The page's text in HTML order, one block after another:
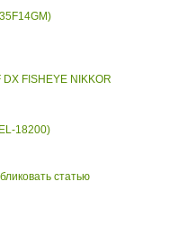
FISHEYE NIKKOR
18200)
статью